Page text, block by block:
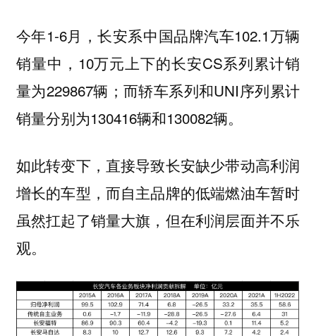
今年1-6月，长安系中国品牌汽车102.1万辆
销量中，10万元上下的长安CS系列累计销
量为229867辆；而轿车系列和UNI序列累计
销量分别为130416辆和130082辆。
如此转变下，直接导致长安缺少带动高利润
增长的车型，而自主品牌的低端燃油车暂时
虽然扛起了销量大旗，但在利润层面并不乐
观。